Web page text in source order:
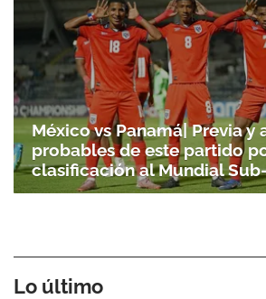
México vs Panamá| Previa y
probables de este partido
clasificación al Mundial
Lo último